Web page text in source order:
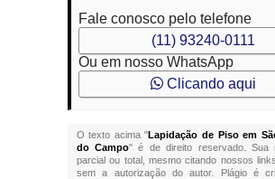
Fale conosco pelo telefone
(11) 93240-0111
Ou em nosso WhatsApp
Clicando aqui
O texto acima "Lapidação de Piso em
do Campo" é de direito reservado. Sua
parcial ou total, mesmo citando nossos
sem a autorização do autor. Plágio é